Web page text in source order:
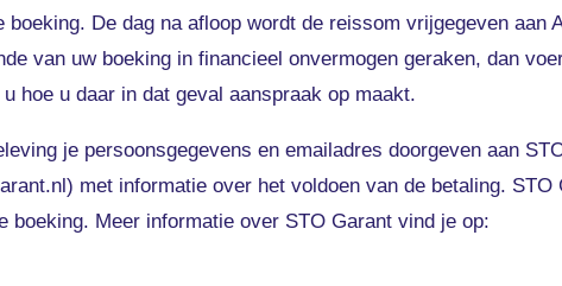
De dag na afloop wordt de reissom vrijgegeven aan
van uw boeking in financieel onvermogen geraken, dan
hoe u daar in dat geval aanspraak op maakt.
je persoonsgegevens en emailadres doorgeven aan
met informatie over het voldoen van de betaling. STO
boeking. Meer informatie over STO Garant vind je op: